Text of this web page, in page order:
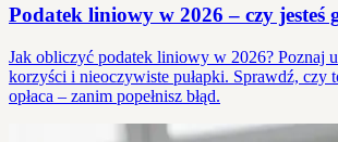
Podatek liniowy w 2026 – czy jesteś
Jak obliczyć podatek liniowy w 2026? Poznaj
korzyści i nieoczywiste pułapki. Sprawdź, czy
opłaca – zanim popełnisz błąd.